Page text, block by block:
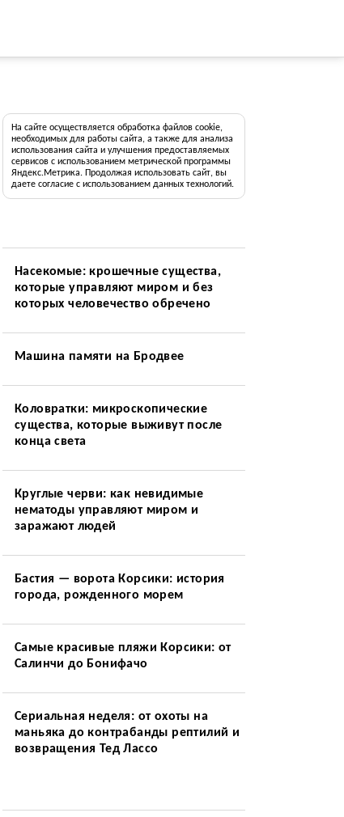
На сайте осуществляется обработка файлов cookie,
необходимых для работы сайта, а также для анализа
использования сайта и улучшения предоставляемых
сервисов с использованием метрической программы
Яндекс.Метрика. Продолжая использовать сайт, вы
даете согласие с использованием данных технологий.
Насекомые: крошечные существа,
которые управляют миром и без
которых человечество обречено
Машина памяти на Бродвее
Коловратки: микроскопические
существа, которые выживут после
конца света
Круглые черви: как невидимые
нематоды управляют миром и
заражают людей
Бастия — ворота Корсики: история
города, рожденного морем
Самые красивые пляжи Корсики: от
Салинчи до Бонифачо
Сериальная неделя: от охоты на
маньяка до контрабанды рептилий и
возвращения Тед Лассо